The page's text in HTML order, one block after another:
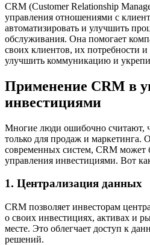
CRM (Customer Relationship
управления отношениями с
автоматизировать и улучшить
обслуживания. Она помогает
своих клиентов, их потребности
улучшить коммуникацию и
Применение CRM в
инвестициями
Многие люди ошибочно считают,
только для продаж и маркетинга.
современных систем, CRM может
управления инвестициями. Вот
1. Централизация данных
CRM позволяет инвесторам
о своих инвестициях, активах и
месте. Это облегчает доступ к
решений.